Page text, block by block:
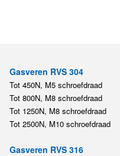
Gasveren RVS 304
Tot 450N, M5 schroefdraad
Tot 800N, M8 schroefdraad
Tot 1250N, M8 schroefdraad
Tot 2500N, M10 schroefdraad
Gasveren RVS 316